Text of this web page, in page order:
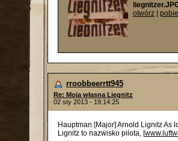
otwórz
rroobbeerrtt945
Re: Moja własna Liegnitz
02 sty 2013 - 19:14:25
Hauptman [Major] Arnold Lignitz As
Lignitz to nazwisko pilota, [